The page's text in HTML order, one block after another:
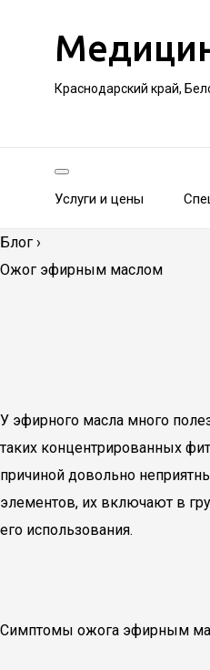
Краснодарский край,
Услуги и цены
Блог ›
Ожог эфирным маслом
У эфирного масла много
таких концентрированных
причиной довольно
элементов, их включают в
его использования.
Симптомы ожога эфирным